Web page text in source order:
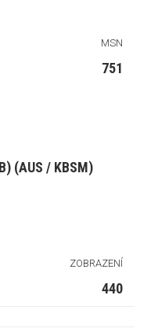
MSN
751
(AUS / KBSM)
ZOBRAZENÍ
440